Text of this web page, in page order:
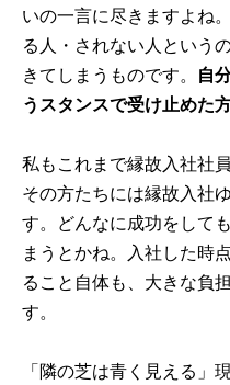
いの一言に尽きますよね
る人・されない人という
きてしまうものです。 自
うスタンスで受け止めた
私もこれまで縁故入社社
その方たちには縁故入社
す。どんなに成功をして
まうとかね。入社した時
ること自体も、大きな負
す。
「隣の芝は青く見える」